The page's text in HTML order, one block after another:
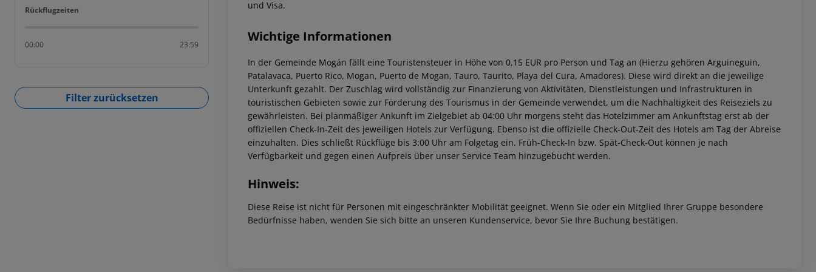
Rückflugzeiten
Rückflugzeiten
00:00 23:59
Filter zurücksetzen
und Visa.
Wichtige Informationen
In der Gemeinde Mogán fällt eine Touristensteuer in Höhe von 0,15 EUR pro Person und Tag an (Hierzu gehören Arguineguin,
Patalavaca, Puerto Rico, Mogan, Puerto de Mogan, Tauro, Taurito, Playa del Cura, Amadores). Diese wird direkt an die jeweilige
Unterkunft gezahlt. Der Zuschlag wird vollständig zur Finanzierung von Aktivitäten, Dienstleistungen und Infrastrukturen in
touristischen Gebieten sowie zur Förderung des Tourismus in der Gemeinde verwendet, um die Nachhaltigkeit des Reiseziels zu
gewährleisten. Bei planmäßiger Ankunft im Zielgebiet ab 04:00 Uhr morgens steht das Hotelzimmer am Ankunftstag erst ab der
offiziellen Check-In-Zeit des jeweiligen Hotels zur Verfügung. Ebenso ist die offizielle Check-Out-Zeit des Hotels am Tag der Abreise
einzuhalten. Dies schließt Rückflüge bis 3:00 Uhr am Folgetag ein. Früh-Check-In bzw. Spät-Check-Out können je nach
Verfügbarkeit und gegen einen Aufpreis über unser Service Team hinzugebucht werden.
Hinweis:
Diese Reise ist nicht für Personen mit eingeschränkter Mobilität geeignet. Wenn Sie oder ein Mitglied Ihrer Gruppe besondere
Bedürfnisse haben, wenden Sie sich bitte an unseren Kundenservice, bevor Sie Ihre Buchung bestätigen.